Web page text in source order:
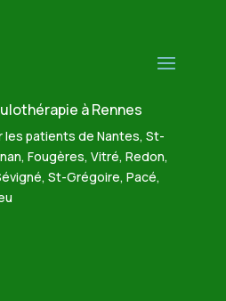
à Rennes
les patients de Nantes, St-
Fougères, Vitré, Redon,
St-Grégoire, Pacé,